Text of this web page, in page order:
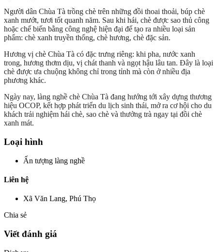
Người dân Chùa Tà trồng chè trên những đồi thoai thoải, búp chè
xanh mướt, tươi tốt quanh năm. Sau khi hái, chè được sao thủ công
hoặc chế biến bằng công nghệ hiện đại để tạo ra nhiều loại sản
phẩm: chè xanh truyền thống, chè hương, chè đặc sản.
Hương vị chè Chùa Tà có đặc trưng riêng: khi pha, nước xanh
trong, hương thơm dịu, vị chát thanh và ngọt hậu lâu tan. Đây là loại
chè được ưa chuộng không chỉ trong tỉnh mà còn ở nhiều địa
phương khác.
Ngày nay, làng nghề chè Chùa Tà đang hướng tới xây dựng thương
hiệu OCOP, kết hợp phát triển du lịch sinh thái, mở ra cơ hội cho du
khách trải nghiệm hái chè, sao chè và thưởng trà ngay tại đồi chè
xanh mát.
Loại hình
Ấn tượng làng nghề
Liên hệ
Xã Văn Lang, Phú Thọ
Chia sẻ
Viết đánh giá